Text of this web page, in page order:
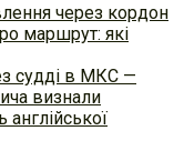
через кордон
маршрут: які
судді в МКС —
визнали
англійської